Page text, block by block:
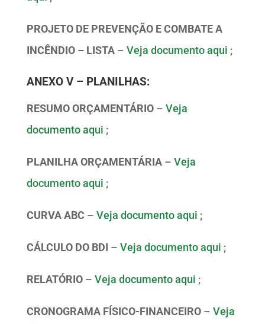
PROJETO DE PREVENÇÃO E COMBATE A
INCÊNDIO – LISTA– Veja documento aqui ;
ANEXO V – PLANILHAS:
RESUMO ORÇAMENTÁRIO– Veja
documento aqui ;
PLANILHA ORÇAMENTÁRIA– Veja
documento aqui ;
CURVA ABC – Veja documento aqui ;
CÁLCULO DO BDI – Veja documento aqui ;
RELATÓRIO– Veja documento aqui ;
CRONOGRAMA FÍSICO-FINANCEIRO– Veja